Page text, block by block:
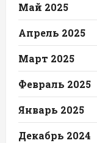
Май 2025
Апрель 2025
Март 2025
Февраль 2025
Январь 2025
Декабрь 2024